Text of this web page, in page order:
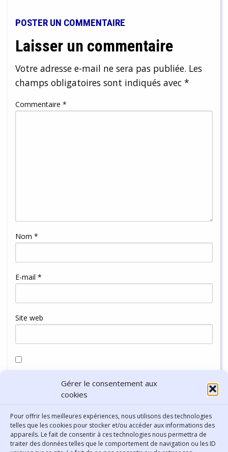
Gérer le consentement aux
cookies
Pour offrir les meilleures expériences, nous utilisons des technologies
telles que les cookies pour stocker et/ou accéder aux informations des
appareils. Le fait de consentir à ces technologies nous permettra de
traiter des données telles que le comportement de navigation ou les ID
POSTER UN COMMENTAIRE
Laisser un commentaire
Votre adresse e-mail ne sera pas publiée. Les
champs obligatoires sont indiqués avec *
Commentaire *
Nom *
E-mail *
Site web
navigateur pour mon prochain commentaire.